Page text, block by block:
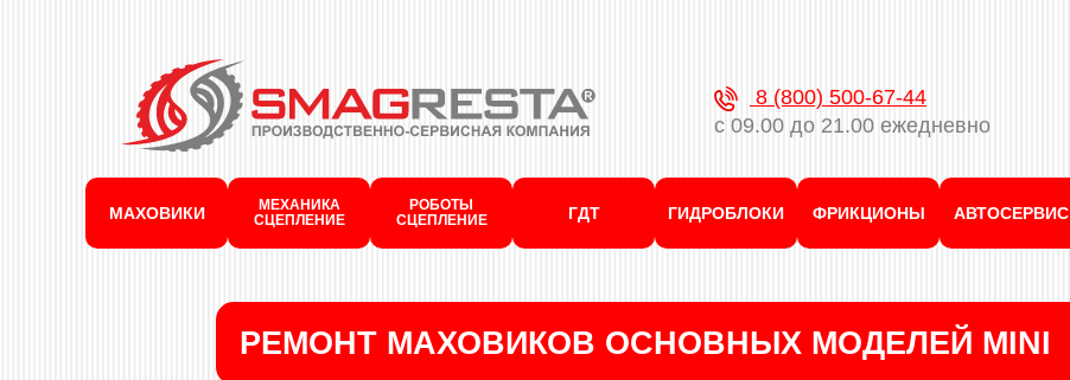
8 (800) 500-67-44
с 09.00 до 21.00 ежедневно
МАХОВИКИ
МЕХАНИКА
СЦЕПЛЕНИЕ
РОБОТЫ
СЦЕПЛЕНИЕ
ГДТ ГИДРОБЛОКИ ФРИКЦИОНЫ АВТОСЕРВИС
РЕМОНТ МАХОВИКОВ ОСНОВНЫХ МОДЕЛЕЙ MINI